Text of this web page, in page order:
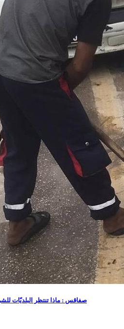
صفاقس : ماذا تنتظر البلديّات